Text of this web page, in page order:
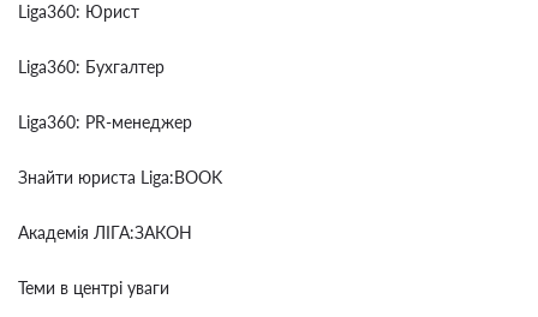
Liga360: Юрист
Liga360: Бухгалтер
Liga360: PR-менеджер
Знайти юриста Liga:BOOK
Академія ЛІГА:ЗАКОН
Теми в центрі уваги